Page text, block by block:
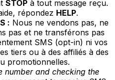
STOPà tout message reçu.
répondez HELP.
: Nous ne vendons pas, ne
pas et ne transférons pas
SMS (opt-in) ni vos
tiers ou à des affiliés à des
promotionnelles.
number and checking the